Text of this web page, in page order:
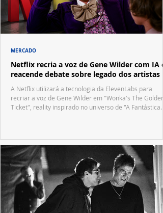
Netflix recria a voz de Gene Wilder com IA e
reacende debate sobre legado dos artistas
A Netflix utilizará a tecnologia da ElevenLabs para
recriar a voz de Gene Wilder em "Wonka's The Golden
Ticket", reality inspirado no universo de "A Fantástica
MERCADO